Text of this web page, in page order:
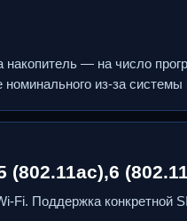
— на число
из-за
(802.11ac),6
Поддержка конкретной